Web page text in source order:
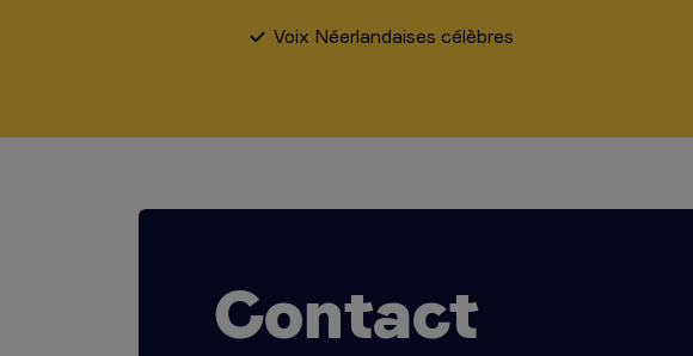
Voix Néerlandaises célèbres
Contact